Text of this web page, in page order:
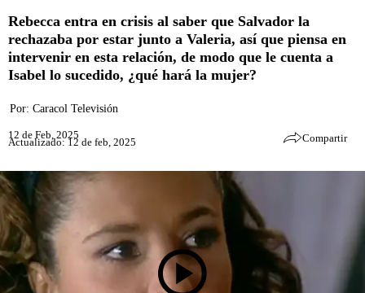
Rebecca entra en crisis al saber que Salvador la
rechazaba por estar junto a Valeria, así que piensa en
intervenir en esta relación, de modo que le cuenta a
Isabel lo sucedido, ¿qué hará la mujer?
Por: Caracol Televisión
12 de Feb, 2025
Actualizado: 12 de feb, 2025 Compartir